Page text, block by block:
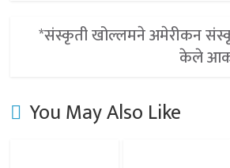
*संस्कृती खोल्लमने अमेरीकन
केले
You May Also Like